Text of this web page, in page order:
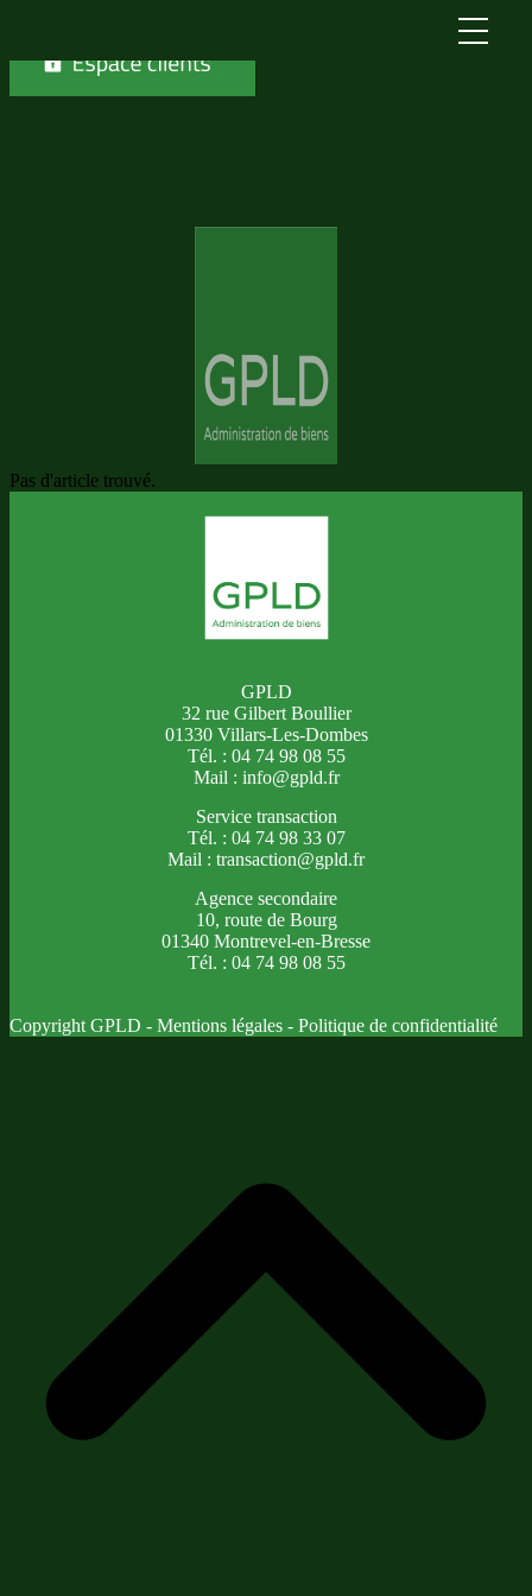
Pas d'article trouvé.
GPLD
32 rue Gilbert Boullier
01330 Villars-Les-Dombes
Tél. : 04 74 98 08 55
Mail : info@gpld.fr
Service transaction
Tél. : 04 74 98 33 07
Mail : transaction@gpld.fr
Agence secondaire
10, route de Bourg
01340 Montrevel-en-Bresse
Tél. : 04 74 98 08 55
Copyright GPLD - Mentions légales - Politique de confidentialité